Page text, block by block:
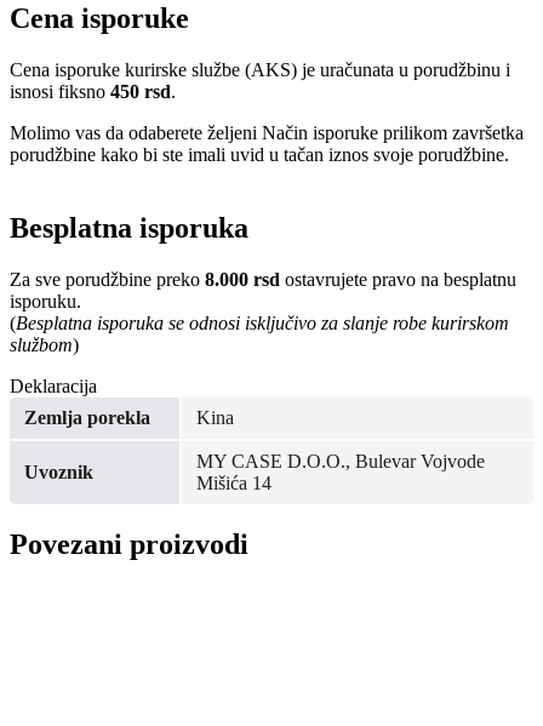
Cena isporuke
Cena isporuke kurirske službe (AKS) je uračunata u porudžbinu i
isnosi fiksno 450 rsd.
Molimo vas da odaberete željeni Način isporuke prilikom završetka
porudžbine kako bi ste imali uvid u tačan iznos svoje porudžbine.
Besplatna isporuka
Za sve porudžbine preko 8.000 rsd ostavrujete pravo na besplatnu
isporuku.
(Besplatna isporuka se odnosi isključivo za slanje robe kurirskom
službom)
Deklaracija
Zemlja porekla
Kina
Uvoznik
MY CASE D.O.O., Bulevar Vojvode
Mišića 14
Povezani proizvodi